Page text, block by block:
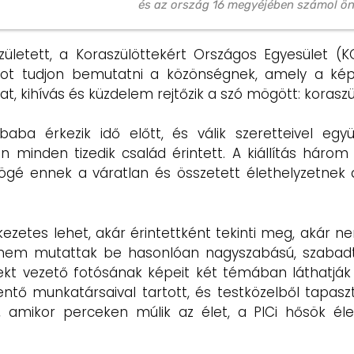
és az ország 16 megyéjében számol
a Koraszülöttekért Országos Egyesület
tudjon bemutatni a közönségnek, amely a
kihívás és küzdelem rejtőzik a szó mögött:
érkezik idő előtt, és válik szeretteivel
minden tizedik család érintett. A kiállítás
ennek a váratlan és összetett élethelyzetnek
lehet, akár érintettként tekinti meg, akár
mutattak be hasonlóan nagyszabású,
vezető fotósának képeit két témában
munkatársaival tartott, és testközelből
perceken múlik az élet, a PICi hősök